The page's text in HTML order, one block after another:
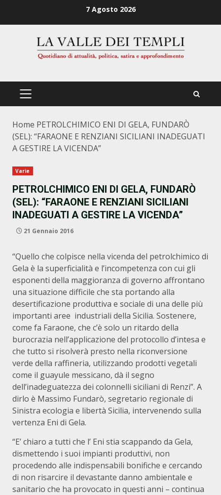
7 Agosto 2026
PRIMÄRES
Home PETROLCHIMICO ENI DI GELA, FUNDARÒ
(SEL): “FARAONE E RENZIANI SICILIANI INADEGUATI
A GESTIRE LA VICENDA”
Varie
PETROLCHIMICO ENI DI GELA, FUNDARÒ
(SEL): “FARAONE E RENZIANI SICILIANI
INADEGUATI A GESTIRE LA VICENDA”
21 Gennaio 2016
“Quello che colpisce nella vicenda del petrolchimico di
Gela è la superficialità e l’incompetenza con cui gli
esponenti della maggioranza di governo affrontano
una situazione difficile che sta portando alla
desertificazione produttiva e sociale di una delle più
importanti aree industriali della Sicilia. Sostenere,
come fa Faraone, che c’è solo un ritardo della
burocrazia nell’applicazione del protocollo d’intesa e
che tutto si risolverà presto nella riconversione
verde della raffineria, utilizzando prodotti vegetali
come il guayule messicano, dà il segno
dell’inadeguatezza dei colonnelli siciliani di Renzi”. A
dirlo è Massimo Fundarò, segretario regionale di
Sinistra ecologia e libertà Sicilia, intervenendo sulla
vertenza Eni di Gela.
“E’ chiaro a tutti che l’ Eni stia scappando da Gela,
dismettendo i suoi impianti produttivi, non
procedendo alle indispensabili bonifiche e cercando
di non risarcire il devastante danno ambientale e
sanitario che ha provocato in questi anni – continua